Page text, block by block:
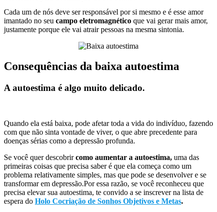
Cada um de nós deve ser responsável por si mesmo e é esse amor
imantado no seu campo eletromagnético que vai gerar mais amor,
justamente porque ele vai atrair pessoas na mesma sintonia.
Consequências da baixa autoestima
A autoestima é algo muito delicado.
Quando ela está baixa, pode afetar toda a vida do indivíduo, fazendo
com que não sinta vontade de viver, o que abre precedente para
doenças sérias como a depressão profunda.
Se você quer descobrircomo aumentar a autoestima, uma das
primeiras coisas que precisa saber é que ela começa como um
problema relativamente simples, mas que pode se desenvolver e se
transformar em depressão.Por essa razão, se você reconheceu que
precisa elevar sua autoestima, te convido a se inscrever na lista de
espera do Holo Cocriação de Sonhos Objetivos e Metas.